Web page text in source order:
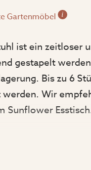
Gartenmöbel i
ist ein zeitloser
gestapelt
Bis zu 6
Wir
Sunflower
mit einer